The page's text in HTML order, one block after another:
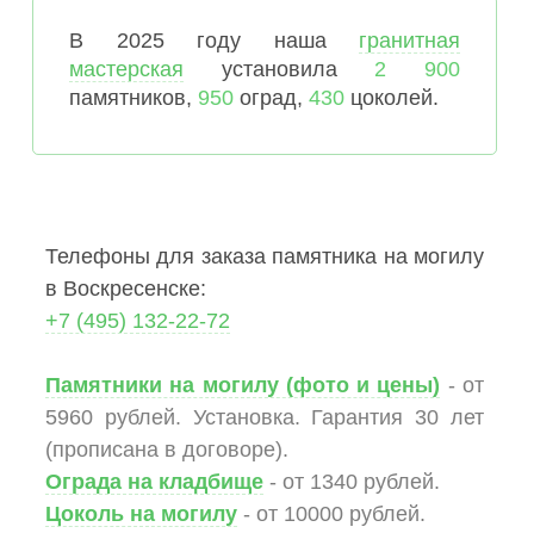
В 2025 году наша гранитная
мастерская установила 2 900
памятников, 950 оград, 430 цоколей.
Телефоны для заказа памятника на могилу
в Воскресенске:
+7 (495) 132-22-72
Памятники на могилу (фото и цены) - от
5960 рублей. Установка. Гарантия 30 лет
(прописана в договоре).
Ограда на кладбище - от 1340 рублей.
Цоколь на могилу - от 10000 рублей.